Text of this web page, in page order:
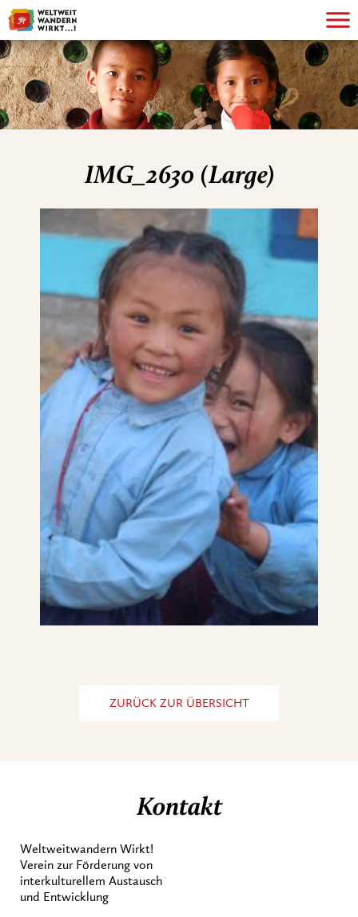
IMG_2630 (Large)
ZURÜCK ZUR ÜBERSICHT
Kontakt
Weltweitwandern Wirkt!
Verein zur Förderung von
interkulturellem Austausch
und Entwicklung